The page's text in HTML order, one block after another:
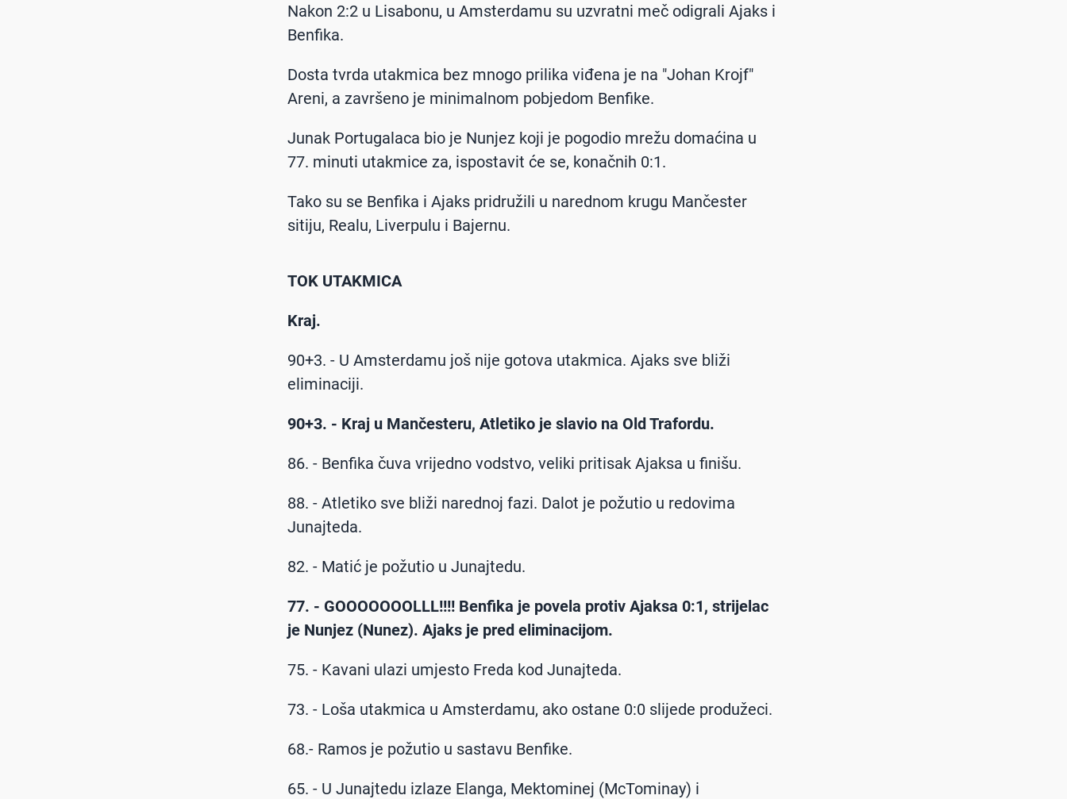
Nakon 2:2 u Lisabonu, u Amsterdamu su uzvratni meč odigrali Ajaks i
Benfika.
Dosta tvrda utakmica bez mnogo prilika viđena je na "Johan Krojf"
Areni, a završeno je minimalnom pobjedom Benfike.
Junak Portugalaca bio je Nunjez koji je pogodio mrežu domaćina u
77. minuti utakmice za, ispostavit će se, konačnih 0:1.
Tako su se Benfika i Ajaks pridružili u narednom krugu Mančester
sitiju, Realu, Liverpulu i Bajernu.
TOK UTAKMICA
Kraj.
90+3. - U Amsterdamu još nije gotova utakmica. Ajaks sve bliži
eliminaciji.
90+3. - Kraj u Mančesteru, Atletiko je slavio na Old Trafordu.
86. - Benfika čuva vrijedno vodstvo, veliki pritisak Ajaksa u finišu.
88. - Atletiko sve bliži narednoj fazi. Dalot je požutio u redovima
Junajteda.
82. - Matić je požutio u Junajtedu.
77. - GOOOOOOOLLL!!!! Benfika je povela protiv Ajaksa 0:1, strijelac
je Nunjez (Nunez). Ajaks je pred eliminacijom.
75. - Kavani ulazi umjesto Freda kod Junajteda.
73. - Loša utakmica u Amsterdamu, ako ostane 0:0 slijede produžeci.
68.- Ramos je požutio u sastavu Benfike.
65. - U Junajtedu izlaze Elanga, Mektominej (McTominay) i